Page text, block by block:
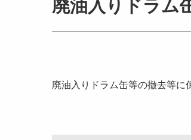
廃油入りドラム
廃油入りドラム缶等の撤去等に